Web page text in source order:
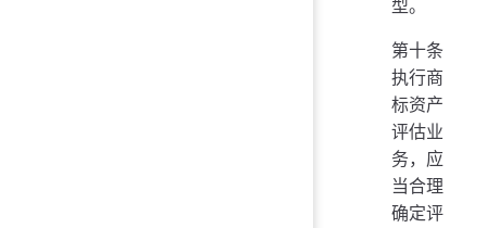
型。
第十条
执行商
标资产
评估业
务，应
当合理
确定评